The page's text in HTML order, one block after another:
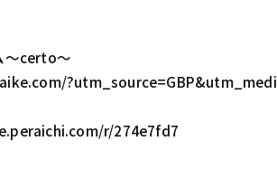
〜certo〜
r/274e7fd7